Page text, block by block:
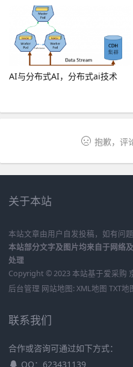
AI与分布式AI，分布式ai技术
抱歉，评
关于本站
本站文章由用户自发投稿，如有问
本站部分文字及图片均来自于网络
处理
Copyright © 2023 本站基于爱采购
后台管理 网站地图: XML地图 TXT地
联系我们
合作或咨询可通过如下方式：
QQ：623431139